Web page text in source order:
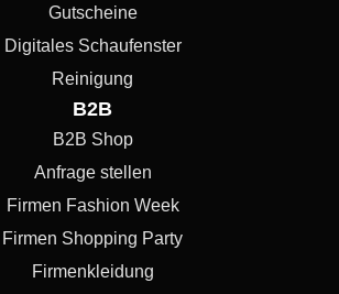
Gutscheine
Digitales Schaufenster
Reinigung
B2B
B2B Shop
Anfrage stellen
Firmen Fashion Week
Firmen Shopping Party
Firmenkleidung